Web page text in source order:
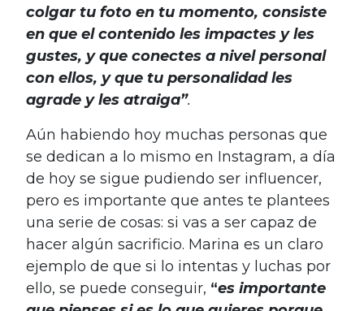
colgar tu foto en tu momento, consiste
en que el contenido les impactes y les
gustes, y que conectes a nivel personal
con ellos, y que tu personalidad les
agrade y les atraiga”.
Aún habiendo hoy muchas personas que
se dedican a lo mismo en Instagram, a día
de hoy se sigue pudiendo ser influencer,
pero es importante que antes te plantees
una serie de cosas: si vas a ser capaz de
hacer algún sacrificio. Marina es un claro
ejemplo de que si lo intentas y luchas por
ello, se puede conseguir, “es importante